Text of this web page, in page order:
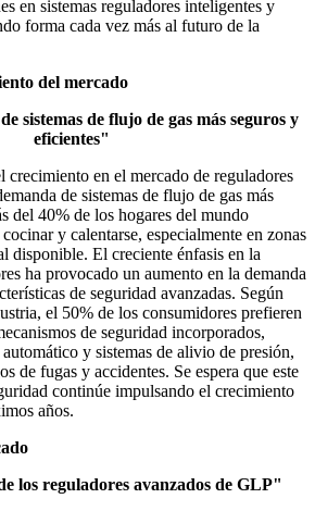
en sistemas reguladores inteligentes y
forma cada vez más al futuro de la
del mercado
sistemas de flujo de gas más seguros y
eficientes"
en el mercado de reguladores
de sistemas de flujo de gas más
del 40% de los hogares del mundo
y calentarse, especialmente en zonas
disponible. El creciente énfasis en la
ha provocado un aumento en la demanda
de seguridad avanzadas. Según
el 50% de los consumidores prefieren
de seguridad incorporados,
y sistemas de alivio de presión,
de fugas y accidentes. Se espera que este
continúe impulsando el crecimiento
años.
los reguladores avanzados de GLP"